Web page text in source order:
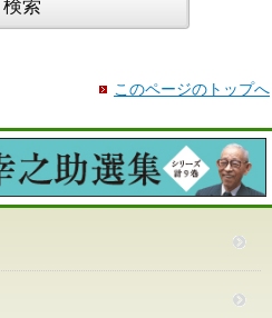
このページのトップへ